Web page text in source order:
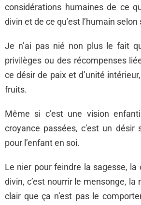
considérations humaines de ce
divin et de ce qu’est l’humain selon
Je n’ai pas nié non plus le fait
privilèges ou des récompenses
ce désir de paix et d’unité
fruits.
Même si c’est une vision
croyance passées, c’est un désir
pour l’enfant en soi.
Le nier pour feindre la sagesse, la
divin, c’est nourrir le mensonge, la
clair que ça n’est pas le